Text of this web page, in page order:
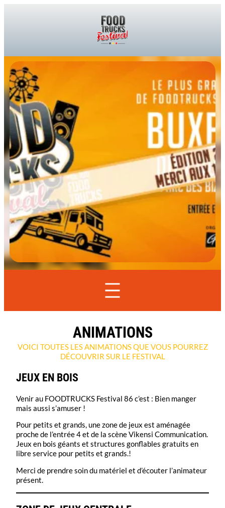
ANIMATIONS
VOICI TOUTES LES ANIMATIONS QUE VOUS POURREZ
DÉCOUVRIR SUR LE FESTIVAL
JEUX EN BOIS
Venir au FOODTRUCKS Festival 86 c’est : Bien manger
mais aussi s’amuser !
Pour petits et grands, une zone de jeux est aménagée
proche de l’entrée 4 et de la scène Vikensi Communication.
Jeux en bois géants et structures gonflables gratuits en
libre service pour petits et grands.!
Merci de prendre soin du matériel et d’écouter l’animateur
présent.